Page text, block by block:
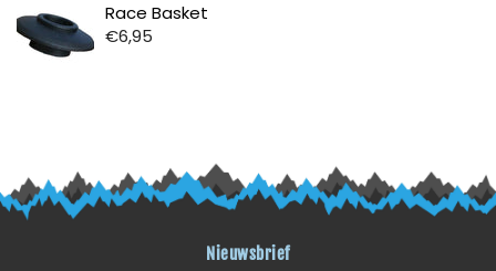
Race Basket
€6,95
Nieuwsbrief